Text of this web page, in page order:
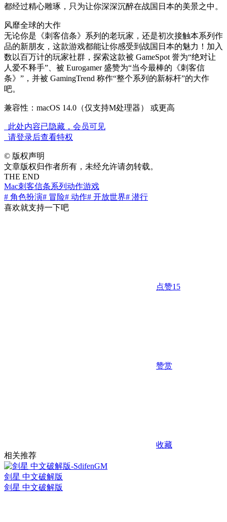
都经过精心雕琢，只为让你深深沉醉在战国日本的美景之中。
风靡全球的大作
无论你是《刺客信条》系列的老玩家，还是初次接触本系列作
品的新朋友，这款游戏都能让你感受到战国日本的魅力！加入
数以百万计的玩家社群，探索这款被 GameSpot 誉为“绝对让
人爱不释手”、被 Eurogamer 盛赞为“当今最棒的《刺客信
条》”，并被 GamingTrend 称作“整个系列的新标杆”的大作
吧。
兼容性：macOS 14.0（仅支持M处理器） 或更高
此处内容已隐藏，会员可见
请登录后查看特权
© 版权声明
文章版权归作者所有，未经允许请勿转载。
THE END
Mac刺客信条系列 动作游戏
# 角色扮演# 冒险# 动作# 开放世界# 潜行
喜欢就支持一下吧
点赞15
赞赏
收藏
相关推荐
剑星 中文破解版
剑星 中文破解版